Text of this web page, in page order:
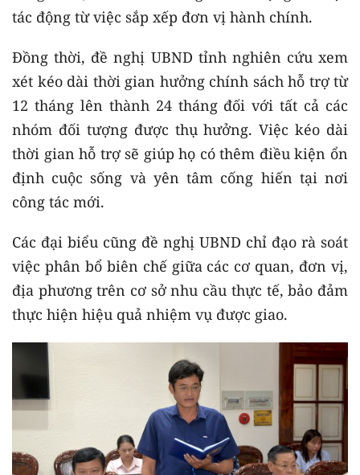
tác động từ việc sắp xếp đơn vị hành chính.
Đồng thời, đề nghị UBND tỉnh nghiên cứu xem
xét kéo dài thời gian hưởng chính sách hỗ trợ từ
12 tháng lên thành 24 tháng đối với tất cả các
nhóm đối tượng được thụ hưởng. Việc kéo dài
thời gian hỗ trợ sẽ giúp họ có thêm điều kiện ổn
định cuộc sống và yên tâm cống hiến tại nơi
công tác mới.
Các đại biểu cũng đề nghị UBND chỉ đạo rà soát
việc phân bổ biên chế giữa các cơ quan, đơn vị,
địa phương trên cơ sở nhu cầu thực tế, bảo đảm
thực hiện hiệu quả nhiệm vụ được giao.